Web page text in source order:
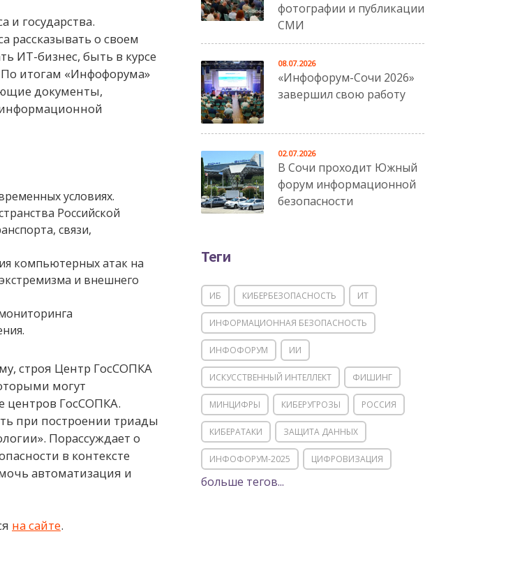
и государства.
рассказывать о своем
ИТ-бизнес, быть в курсе
итогам «Инфофорума»
документы,
условиях.
Российской
связи,
компьютерных атак на
и внешнего
строя Центр ГосСОПКА
могут
центров ГосСОПКА.
при построении триады
Порассуждает о
в контексте
автоматизация и
на сайте.
фотографии и публикации
СМИ
«Инфофорум-Сочи 2026»
завершил свою работу
08.07.2026
В Сочи проходит Южный
форум информационной
безопасности
02.07.2026
Теги
ИБ КИБЕРБЕЗОПАСНОСТЬ ИТ
ИНФОРМАЦИОННАЯ БЕЗОПАСНОСТЬ
ИНФОФОРУМ ИИ
ИСКУССТВЕННЫЙ ИНТЕЛЛЕКТ ФИШИНГ
МИНЦИФРЫ КИБЕРУГРОЗЫ РОССИЯ
КИБЕРАТАКИ ЗАЩИТА ДАННЫХ
ИНФОФОРУМ-2025 ЦИФРОВИЗАЦИЯ
КИИ ИТ-ИНФРАСТРУКТУРА
больше тегов...